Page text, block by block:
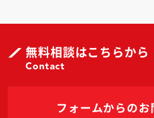
無料相談はこちらから
Contact
フォームからの